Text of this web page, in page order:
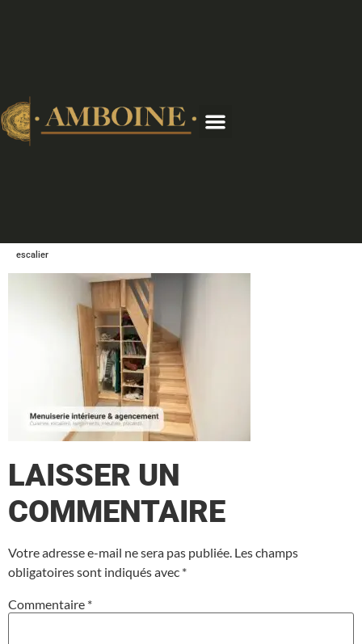
escalier
LAISSER UN
COMMENTAIRE
Votre adresse e-mail ne sera pas publiée. Les champs
obligatoires sont indiqués avec *
Commentaire *